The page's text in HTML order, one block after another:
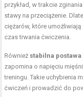
przykład, w trakcie
stawy na przeciążenie.
ciężarów, które
czas trwania ćwiczenia.
Również stabilna postawa
zapomina o napięciu
treningu. Takie uchybienia
ćwiczeń i prowadzić do